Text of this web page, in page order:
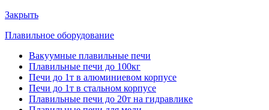
Закрыть
Плавильное оборудование
Вакуумные плавильные печи
Плавильные печи до 100кг
Печи до 1т в алюминиевом корпусе
Печи до 1т в стальном корпусе
Плавильные печи до 20т на гидравлике